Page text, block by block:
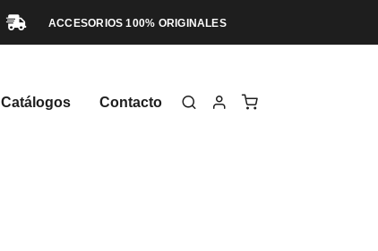
ACCESORIOS 100% ORIGINALES
Catálogos Contacto